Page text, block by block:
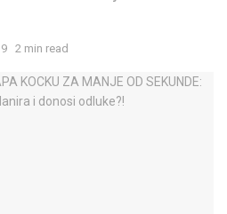
2 min read